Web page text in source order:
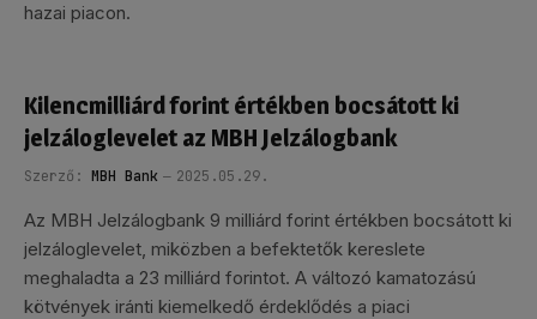
hazai piacon.
Kilencmilliárd forint értékben bocsátott ki
jelzáloglevelet az MBH Jelzálogbank
Szerző: MBH Bank 2025.05.29.
Az MBH Jelzálogbank 9 milliárd forint értékben bocsátott ki
jelzáloglevelet, miközben a befektetők kereslete
meghaladta a 23 milliárd forintot. A változó kamatozású
kötvények iránti kiemelkedő érdeklődés a piaci